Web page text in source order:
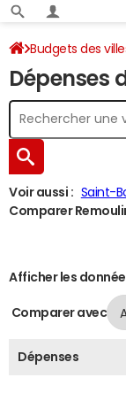
Budgets des
Dépenses
Voir aussi : Saint-
Comparer
Afficher les
Comparer avec
Dépenses